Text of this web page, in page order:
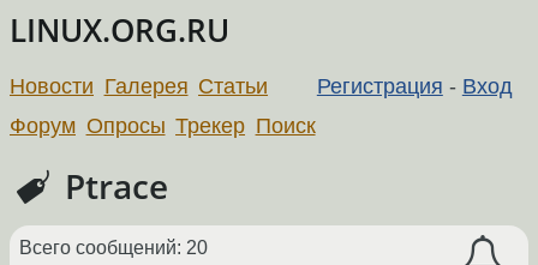
LINUX.ORG.RU
Регистрация - Вход
Новости Галерея Статьи
Форум Опросы Трекер Поиск
Ptrace
Всего сообщений: 20